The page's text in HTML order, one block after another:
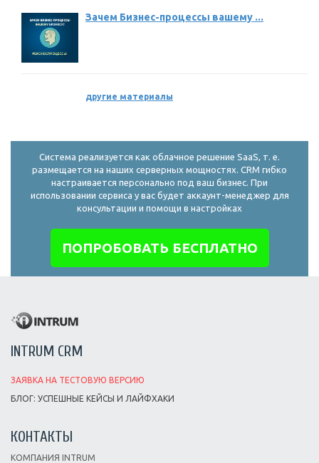
Зачем Бизнес-процессы вашему ...
другие материалы
Система реализуется как облачное решение SaaS, т. е.
размещается на наших серверных мощностях. CRM гибко
настраивается персонально под ваш бизнес. При
использовании сервиса у вас будет аккаунт-менеджер для
консультации и помощи в настройках
ПОПРОБОВАТЬ БЕСПЛАТНО
INTRUM CRM
ЗАЯВКА НА ТЕСТОВУЮ ВЕРСИЮ
БЛОГ: УСПЕШНЫЕ КЕЙСЫ И ЛАЙФХАКИ
КОНТАКТЫ
КОМПАНИЯ INTRUM